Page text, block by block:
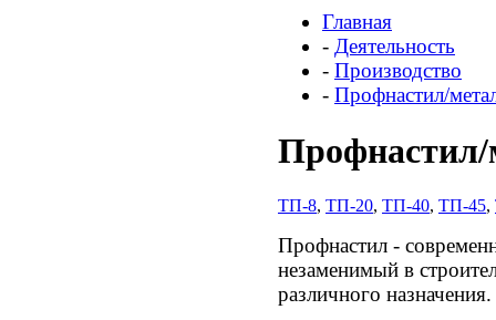
Главная
- Деятельность
- Производство
- Профнастил/
ТП-8, ТП-20, ТП-40, ТП-45,
Профнастил -
незаменимый в
различного назначения.